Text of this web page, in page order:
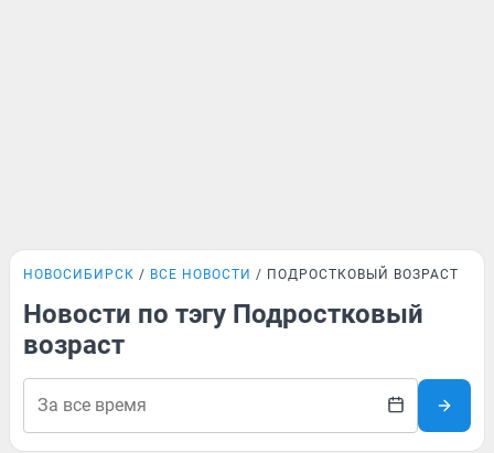
НОВОСИБИРСК ВСЕ НОВОСТИ ПОДРОСТКОВЫЙ ВОЗРАСТ
Новости по тэгу Подростковый
возраст